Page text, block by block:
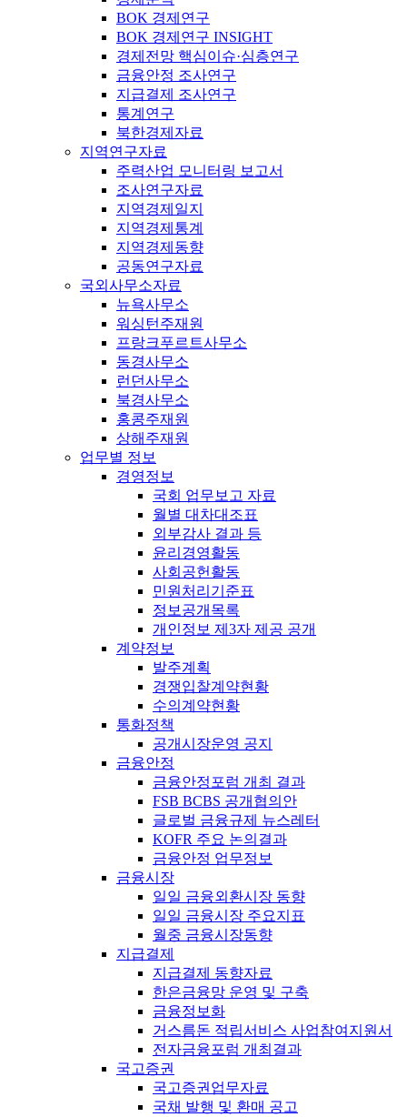
BOK 경제연구
BOK 경제연구 INSIGHT
경제전망 핵심이슈·심층연구
금융안정 조사연구
지급결제 조사연구
통계연구
북한경제자료
지역연구자료
주력산업 모니터링 보고서
조사연구자료
지역경제일지
지역경제통계
지역경제동향
공동연구자료
국외사무소자료
뉴욕사무소
워싱턴주재원
프랑크푸르트사무소
동경사무소
런던사무소
북경사무소
홍콩주재원
상해주재원
업무별 정보
경영정보
국회 업무보고 자료
월별 대차대조표
외부감사 결과 등
윤리경영활동
사회공헌활동
민원처리기준표
정보공개목록
개인정보 제3자 제공 공개
계약정보
발주계획
경쟁입찰계약현황
수의계약현황
통화정책
공개시장운영 공지
금융안정
금융안정포럼 개최 결과
FSB BCBS 공개협의안
글로벌 금융규제 뉴스레터
KOFR 주요 논의결과
금융안정 업무정보
금융시장
일일 금융외환시장 동향
일일 금융시장 주요지표
월중 금융시장동향
지급결제
지급결제 동향자료
한은금융망 운영 및 구축
금융정보화
거스름돈 적립서비스 사업참여지원서
전자금융포럼 개최결과
국고증권
국고증권업무자료
국채 발행 및 환매 공고